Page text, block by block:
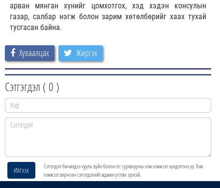
арван мянган хүнийг цомхотгох, хэд хэдэн консулын
газар, салбар нэгж болон зарим хөтөлбөрийг хаах тухай
тусгасан байна.
Хуваалцах Жиргэх
Сэтгэгдэл ( 0 )
Илгээх
Сэтгэгдэл бичихдээ хууль зүйн болон ёс суртахууны хэм хэмжээг хүндэтгэнэ үү. Хэм
хэмжээг зөрчсөн сэтгэгдэлийг админ устгах эрхтэй.